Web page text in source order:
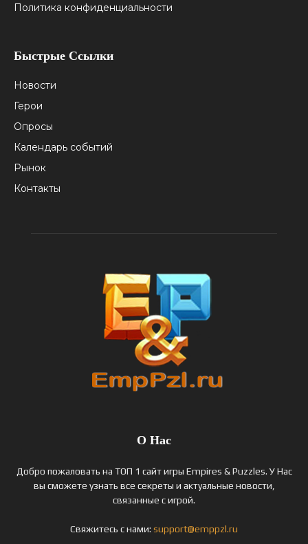
Политика конфиденциальности
Быстрые Ссылки
Новости
Герои
Опросы
Календарь событий
Рынок
Контакты
О Нас
Добро пожаловать на ТОП 1 сайт игры Empires & Puzzles. У Нас
вы сможете узнать все секреты и актуальные новости,
связанные с игрой.
Свяжитесь с нами: support@emppzl.ru